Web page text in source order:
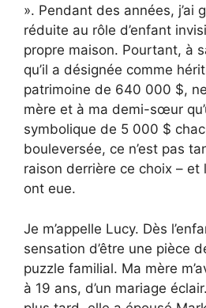
». Pendant des années, j’ai
réduite au rôle d’enfant
propre maison. Pourtant, à
qu’il a désignée comme
patrimoine de 640 000 $,
mère et à ma demi-sœur
symbolique de 5 000 $
bouleversée, ce n’est pas
raison derrière ce choix – et
ont eue.
Je m’appelle Lucy. Dès
sensation d’être une pièce
puzzle familial. Ma mère
à 19 ans, d’un mariage